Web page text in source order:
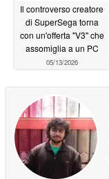
Il controverso creatore
di SuperSega torna
con un'offerta "V3" che
assomiglia a un PC
05/13/2026